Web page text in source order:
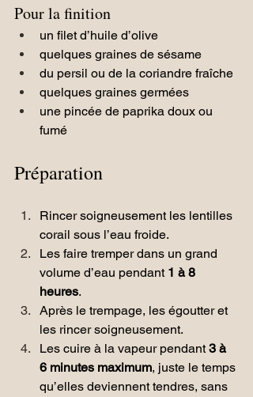
Pour la finition
un filet d’huile d’olive
quelques graines de sésame
du persil ou de la coriandre fraîche
quelques graines germées
une pincée de paprika doux ou
fumé
Préparation
Rincer soigneusement les lentilles
corail sous l’eau froide.
Les faire tremper dans un grand
volume d’eau pendant 1 à 8
heures.
Après le trempage, les égoutter et
les rincer soigneusement.
Les cuire à la vapeur pendant 3 à
6 minutes maximum, juste le temps
qu’elles deviennent tendres, sans